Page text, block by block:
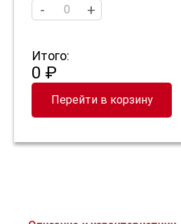
- +
Итого:
0 ₽
Перейти в корзину